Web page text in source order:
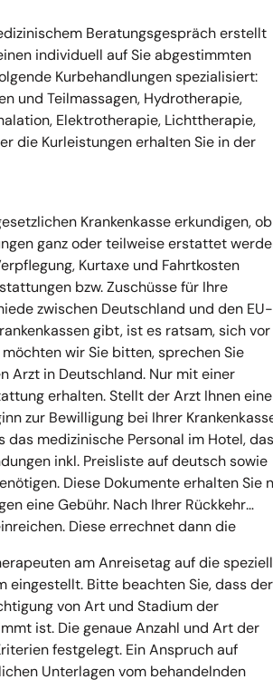
Beratungsgespräch erstellt
individuell auf Sie abgestimmten
Kurbehandlungen spezialisiert:
und Teilmassagen, Hydrotherapie,
Elektrotherapie, Lichttherapie,
die Kurleistungen erhalten Sie in der
Krankenkasse erkundigen, ob
ganz oder teilweise erstattet
Kurtaxe und Fahrtkosten
bzw. Zuschüsse für Ihre
zwischen Deutschland und den EU-
gibt, ist es ratsam, sich vor
wir Sie bitten, sprechen Sie
Arzt in Deutschland. Nur mit einer
erhalten. Stellt der Arzt Ihnen eine
zur Bewilligung bei Ihrer
medizinische Personal im Hotel,
inkl. Preisliste auf deutsch sowie
Diese Dokumente erhalten Sie
eine Gebühr. Nach Ihrer Rückkehr
Diese errechnet dann die
am Anreisetag auf die
eingestellt. Bitte beachten Sie, dass der
von Art und Stadium der
ist. Die genaue Anzahl und Art der
festgelegt. Ein Anspruch auf
Unterlagen vom behandelnden